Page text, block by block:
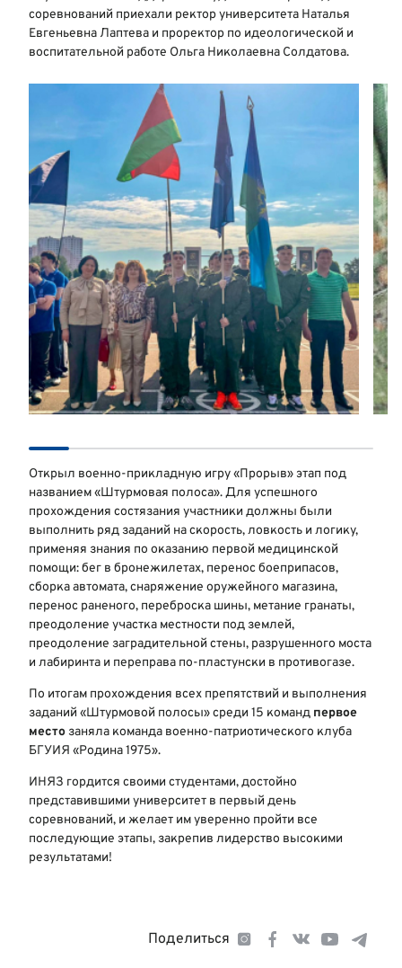
соревнований приехали ректор университета Наталья
Евгеньевна Лаптева и проректор по идеологической и
воспитательной работе Ольга Николаевна Солдатова.
Открыл военно-прикладную игру «Прорыв» этап под
названием «Штурмовая полоса». Для успешного
прохождения состязания участники должны были
выполнить ряд заданий на скорость, ловкость и логику,
применяя знания по оказанию первой медицинской
помощи: бег в бронежилетах, перенос боеприпасов,
сборка автомата, снаряжение оружейного магазина,
перенос раненого, переброска шины, метание гранаты,
преодоление участка местности под землей,
преодоление заградительной стены, разрушенного моста
и лабиринта и переправа по-пластунски в противогазе.
По итогам прохождения всех препятствий и выполнения
заданий «Штурмовой полосы» среди 15 команд первое
местозаняла команда военно‑патриотического клуба
БГУИЯ «Родина 1975».
ИНЯЗ гордится своими студентами, достойно
представившими университет в первый день
соревнований, и желает им уверенно пройти все
последующие этапы, закрепив лидерство высокими
результатами!
Поделиться